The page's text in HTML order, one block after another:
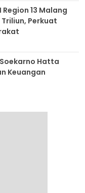
Region 13 Malang
Perkuat
Soekarno Hatta
Keuangan